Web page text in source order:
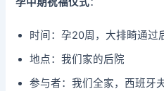
时间：孕20周，大排畸通过
地点：我们家的后院
参与者：我们全家，西班牙